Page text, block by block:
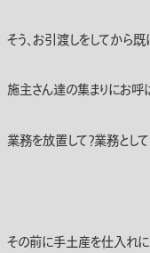
そう、お引渡しをしてから
施主さん達の集まりにお呼
業務を放置して？業務として
その前に手土産を仕入れに「